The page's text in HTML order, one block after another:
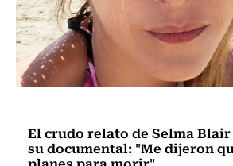
El crudo relato de Selma
su documental: "Me dijeron